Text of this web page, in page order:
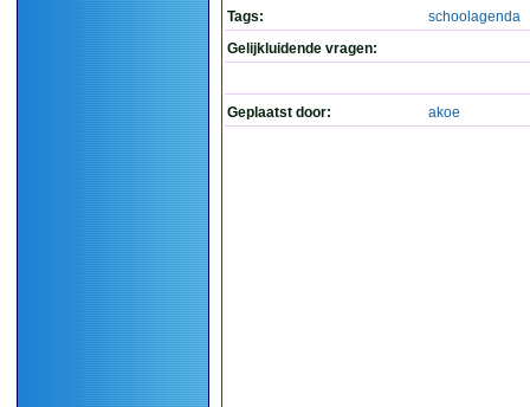
Tags:
schoolagenda
Gelijkluidende vragen:
Geplaatst door: akoe